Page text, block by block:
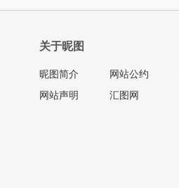
关于昵图
昵图简介
网站声明
网站公约
汇图网